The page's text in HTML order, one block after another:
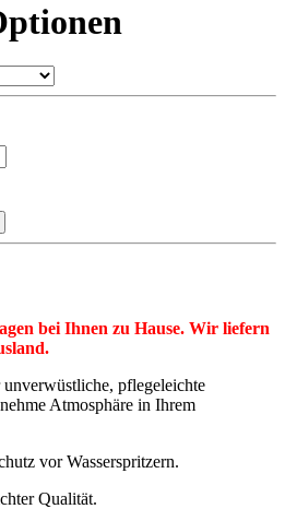
bei Ihnen zu Hause. Wir liefern
pflegeleichte
Atmosphäre in Ihrem
vor Wasserspritzern.
Qualität.